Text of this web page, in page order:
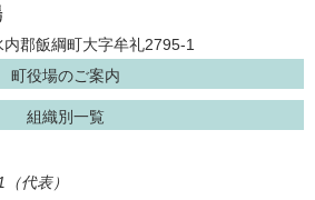
郡飯綱町大字牟礼2795-1
町役場のご案内
組織別一覧
代表）